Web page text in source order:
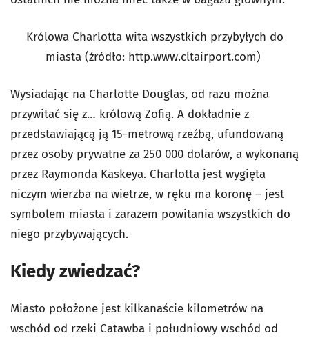
Królowa Charlotta wita wszystkich przybyłych do
miasta (źródło: http.www.cltairport.com)
Wysiadając na Charlotte Douglas, od razu można
przywitać się z… królową Zofią. A dokładnie z
przedstawiającą ją 15-metrową rzeźbą, ufundowaną
przez osoby prywatne za 250 000 dolarów, a wykonaną
przez Raymonda Kaskeya. Charlotta jest wygięta
niczym wierzba na wietrze, w ręku ma koronę – jest
symbolem miasta i zarazem powitania wszystkich do
niego przybywających.
Kiedy zwiedzać?
Miasto położone jest kilkanaście kilometrów na
wschód od rzeki Catawba i południowy wschód od